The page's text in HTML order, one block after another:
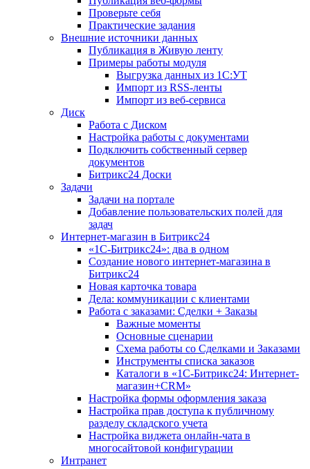
Проверьте себя
Практические задания
Внешние источники данных
Публикация в Живую ленту
Примеры работы модуля
Выгрузка данных из 1С:УТ
Импорт из RSS-ленты
Импорт из веб-сервиса
Диск
Работа с Диском
Настройка работы с документами
Подключить собственный сервер
документов
Битрикс24 Доски
Задачи
Задачи на портале
Добавление пользовательских полей для
задач
Интернет-магазин в Битрикс24
«1С-Битрикс24»: два в одном
Создание нового интернет-магазина в
Битрикс24
Новая карточка товара
Дела: коммуникации с клиентами
Работа с заказами: Сделки + Заказы
Важные моменты
Основные сценарии
Схема работы со Сделками и Заказами
Инструменты списка заказов
Каталоги в «1С-Битрикс24: Интернет-
магазин+CRM»
Настройка формы оформления заказа
Настройка прав доступа к публичному
разделу складского учета
Настройка виджета онлайн-чата в
многосайтовой конфигурации
Интранет